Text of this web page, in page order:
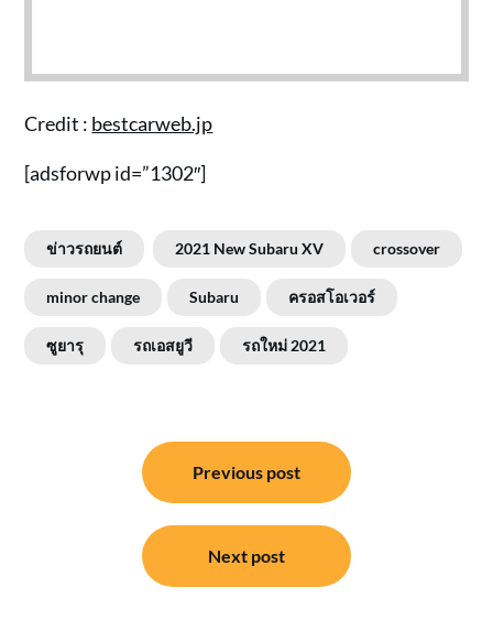
Credit : bestcarweb.jp
[adsforwp id=”1302″]
ข่าวรถยนต์ 2021 New Subaru XV crossover
minor change Subaru ครอสโอเวอร์
ซูยารุ รถเอสยูวี รถใหม่ 2021
Previous post
Next post